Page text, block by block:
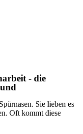
- die
Sie lieben es
Oft kommt diese